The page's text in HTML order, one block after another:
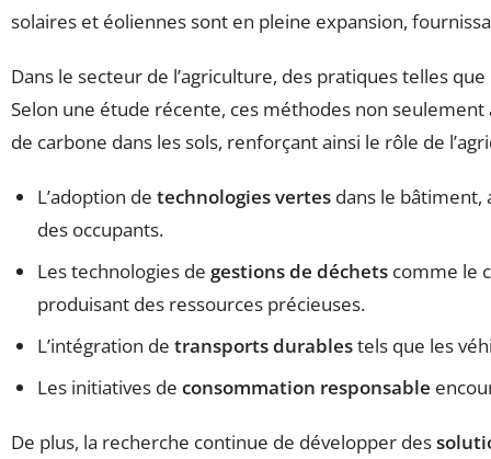
solaires et éoliennes sont en pleine expansion,
Dans le secteur de l’agriculture, des pratiques telles
Selon une étude récente, ces méthodes non
de carbone dans les sols, renforçant ainsi le rôle de
L’adoption de technologies vertes dans le bâtiment,
des occupants.
Les technologies de gestions de déchets comme le
produisant des ressources précieuses.
L’intégration de transports durablestels que les
Les initiatives de consommation responsable
De plus, la recherche continue de développer des